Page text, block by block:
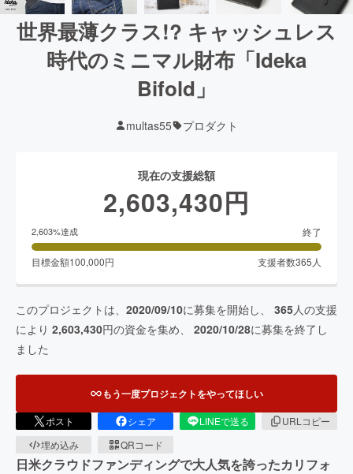
世界最薄クラス!? キャッシュレス
時代のミニマル財布「Ideka
Bifold」
multas55 プロダクト
現在の支援総額
2,603,430円
2,603%達成 終了
目標金額100,000円 支援者数365 人
このプロジェクトは、 2020/09/10に募集を開始し、 365人の支援
により 2,603,430円の資金を集め、 2020/10/28に募集を終了し
ました
もう一度プロジェクトをやってほしい
ポスト シェア LINEで送る
URLコピー
埋め込み
QRコード
日米クラウドファンディングで大人気を誇ったカリフォ